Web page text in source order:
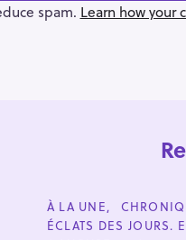
spam. Learn how your
C
A
T
À LA UNE
ÉCLATS DES JOURS.